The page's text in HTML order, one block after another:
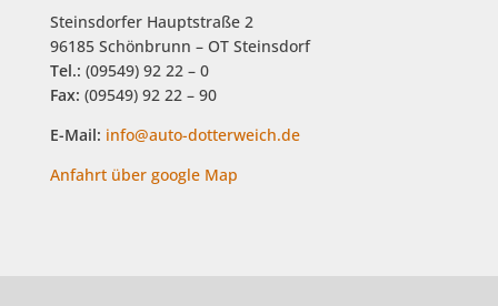
Steinsdorfer Hauptstraße 2
96185 Schönbrunn – OT Steinsdorf
Tel.: (09549) 92 22 – 0
Fax: (09549) 92 22 – 90
E-Mail: info@auto-dotterweich.de
Anfahrt über google Map